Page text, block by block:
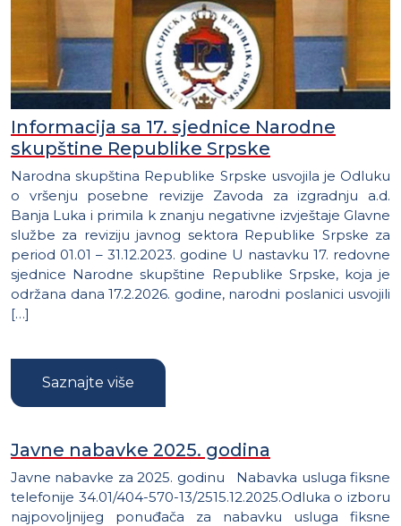
Informacija sa 17. sjednice Narodne
skupštine Republike Srpske
Narodna skupština Republike Srpske usvojila je Odluku
o vršenju posebne revizije Zavoda za izgradnju a.d.
Banja Luka i primila k znanju negativne izvještaje Glavne
službe za reviziju javnog sektora Republike Srpske za
period 01.01 – 31.12.2023. godine U nastavku 17. redovne
sjednice Narodne skupštine Republike Srpske, koja je
održana dana 17.2.2026. godine, narodni poslanici usvojili
[…]
Saznajte više
Javne nabavke 2025. godina
Javne nabavke za 2025. godinu Nabavka usluga fiksne
telefonije 34.01/404-570-13/2515.12.2025.Odluka o izboru
najpovoljnijeg ponuđača za nabavku usluga fiksne